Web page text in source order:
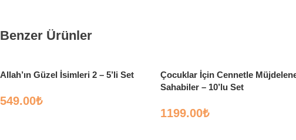
Benzer Ürünler
Allah’ın Güzel İsimleri 2 – 5’li Set
549.00₺
Çocuklar İçin Cennetle
Sahabiler – 10’lu Set
1199.00₺